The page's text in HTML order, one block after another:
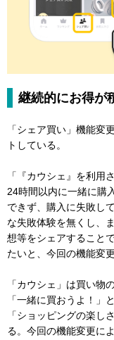
継続的にお得が
「シェア買い」機能変
トしている。
「『カウシェ』を利用
24時間以内に一緒に購
できず、購入に失敗し
な失敗体験を無くし、
想等をシェアすること
たいと、今回の機能変
「カウシェ」は買い物
「一緒に買おうよ！」
「ショッピングの楽し
る。今回の機能変更に